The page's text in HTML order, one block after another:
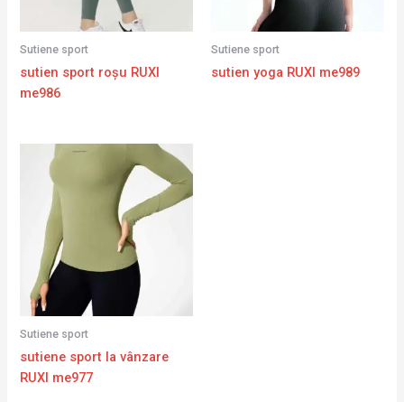
Sutiene sport
sutien sport roșu RUXI
me986
Sutiene sport
sutien yoga RUXI me989
Sutiene sport
sutiene sport la vânzare
RUXI me977